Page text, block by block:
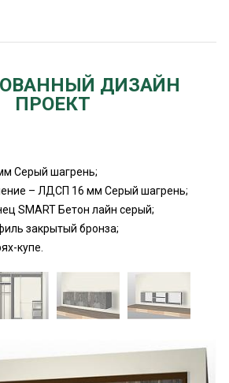
ДИЗАЙН
ПРОЕКТ
Серый шагрень;
– ЛДСП 16 мм Серый шагрень;
SMART Бетон лайн серый;
закрытый бронза;
купе.